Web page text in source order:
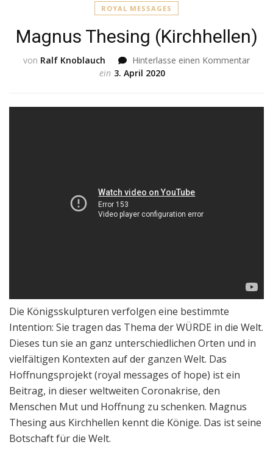
ROYAL MESSAGES
Magnus Thesing (Kirchhellen)
von Ralf Knoblauch
ein 3. April 2020
Hinterlasse einen Kommentar
Die Königsskulpturen verfolgen eine bestimmte
Intention: Sie tragen das Thema der WÜRDE in die Welt.
Dieses tun sie an ganz unterschiedlichen Orten und in
vielfältigen Kontexten auf der ganzen Welt. Das
Hoffnungsprojekt (royal messages of hope) ist ein
Beitrag, in dieser weltweiten Coronakrise, den
Menschen Mut und Hoffnung zu schenken. Magnus
Thesing aus Kirchhellen kennt die Könige. Das ist seine
Botschaft für die Welt.